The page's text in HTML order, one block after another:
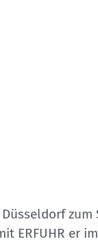
ERFUHR er